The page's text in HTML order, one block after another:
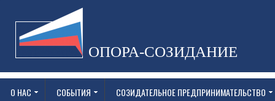
ОПОРА-СОЗИДАНИЕ
О НАС СОБЫТИЯ СОЗИДАТЕЛЬНОЕ ПРЕДПРИНИМАТЕЛЬСТВО